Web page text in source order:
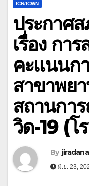
ICN/ICWN
ประกาศ
เรื่อง กา
คะแนนก
สาขาพย
สถานกา
วิด-19 (โ
By
มิ.ย. 23,